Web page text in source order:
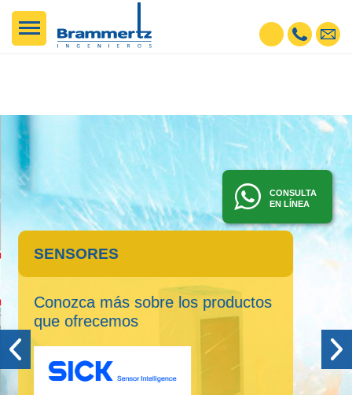
CONSULTA
EN LÍNEA
SENSORES
Conozca más sobre los productos
que ofrecemos